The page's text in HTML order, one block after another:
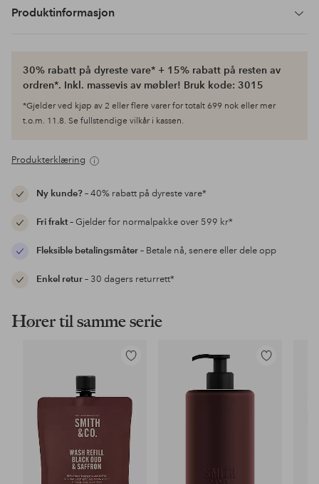
Produktinformasjon
30% rabatt på dyreste vare* + 15% rabatt på resten av
ordren*. Inkl. massevis av møbler! Bruk kode: 3015
*Gjelder ved kjøp av 2 eller flere varer for totalt 699 nok eller mer
t.o.m. 11.8. Se fullstendige vilkår i kassen.
Produkterklæring
Ny kunde?– 40% rabatt på dyreste vare*
Fri frakt– Gjelder for normalpakke over 599 kr*
Fleksible betalingsmåter– Betale nå, senere eller dele opp
Enkel retur– 30 dagers returrett*
Hører til samme serie
Legg
Legg